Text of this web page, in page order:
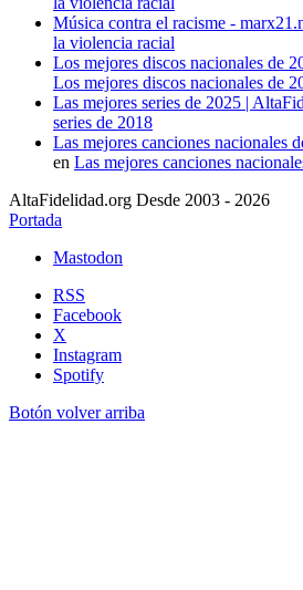
Música contra el racisme -
la violencia racial
Los mejores discos nacionales de
Los mejores discos nacionales de
Las mejores series de 2025 |
series de 2018
Las mejores canciones nacionales
en Las mejores canciones
AltaFidelidad.org Desde 2003 - 2026
Portada
Mastodon
RSS
Facebook
X
Instagram
Spotify
Botón volver arriba